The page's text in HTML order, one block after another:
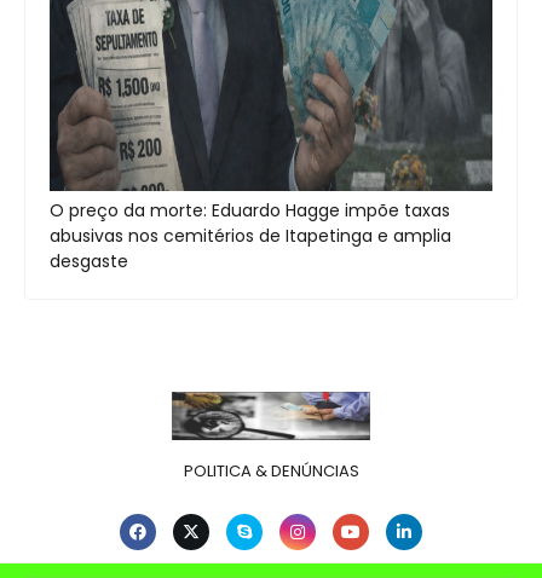
O preço da morte: Eduardo Hagge impõe taxas
abusivas nos cemitérios de Itapetinga e amplia
desgaste
POLITICA & DENÚNCIAS